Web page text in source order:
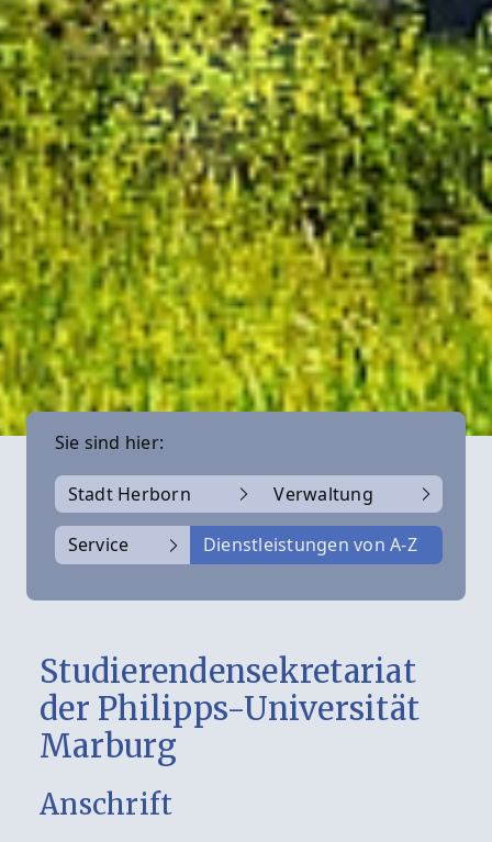
Sie sind hier:
Stadt Herborn Verwaltung
Service Dienstleistungen von A-Z
Studierendensekretariat
der Philipps-Universität
Marburg
Anschrift